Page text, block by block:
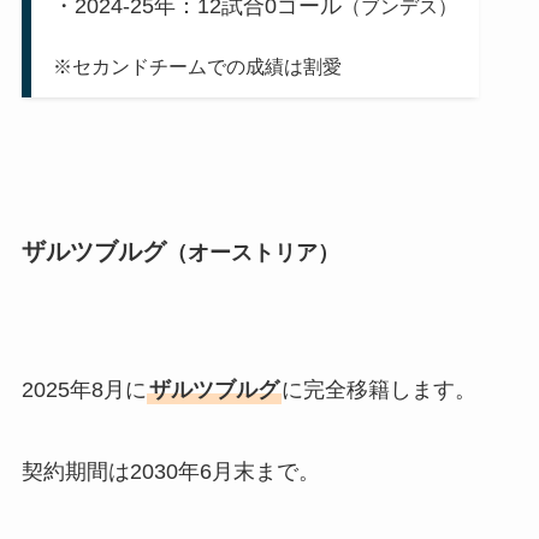
・2024-25年：12試合0ゴール（ブンデス）
※セカンドチームでの成績は割愛
ザルツブルグ（オーストリア）
2025年8月にザルツブルグに完全移籍します。
契約期間は2030年6月末まで。